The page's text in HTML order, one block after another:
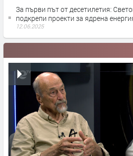
За първи път от десетилетия:
подкрепи проекти за ядрена
12.06.2025